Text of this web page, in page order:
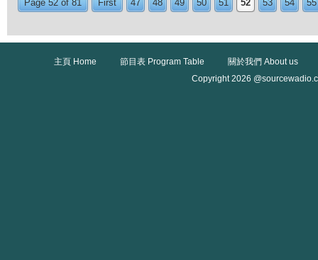
Page 52 of 81 First 47 48 49 50 51 52 53 54 55
主頁 Home 節目表 Program Table
關於我們 About us
Copyright 2026